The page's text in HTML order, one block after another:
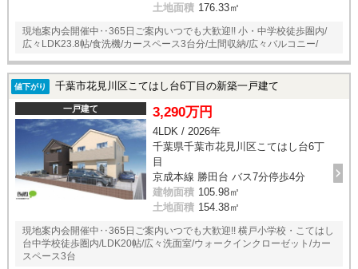
土地面積 176.33㎡
現地案内会開催中‥365日ご案内いつでも大歓迎!! 小・中学校徒歩圏内/
広々LDK23.8帖/食洗機/カースペース3台分/土間収納/広々バルコニー/
値下がり 千葉市花見川区こてはし台6丁目の新築一戸建て
一戸建て 3,290万円
4LDK / 2026年
千葉県千葉市花見川区こてはし台6丁
目
京成本線 勝田台 バス7分停歩4分
建物面積 105.98㎡
土地面積 154.38㎡
現地案内会開催中‥365日ご案内いつでも大歓迎!! 横戸小学校・こてはし
台中学校徒歩圏内/LDK20帖/広々洗面室/ウォークインクローゼット/カー
スペース3台